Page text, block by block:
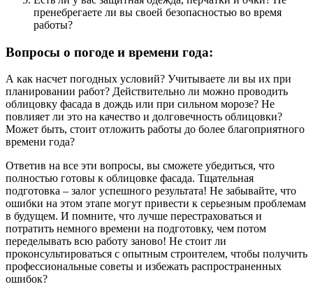
пренебрегаете ли вы своей безопасностью во время
работы?
Вопросы о погоде и времени года:
А как насчет погодных условий? Учитываете ли вы их при
планировании работ? Действительно ли можно проводить
облицовку фасада в дождь или при сильном морозе? Не
повлияет ли это на качество и долговечность облицовки?
Может быть, стоит отложить работы до более благоприятного
времени года?
Ответив на все эти вопросы, вы сможете убедиться, что
полностью готовы к облицовке фасада. Тщательная
подготовка – залог успешного результата! Не забывайте, что
ошибки на этом этапе могут привести к серьезным проблемам
в будущем. И помните, что лучше перестраховаться и
потратить немного времени на подготовку, чем потом
переделывать всю работу заново! Не стоит ли
проконсультироваться с опытным строителем, чтобы получить
профессиональные советы и избежать распространенных
ошибок?